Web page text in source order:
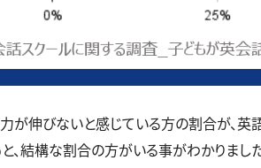
伸びないと感じている方の割合が、英
、結構な割合の方がいる事がわかりました